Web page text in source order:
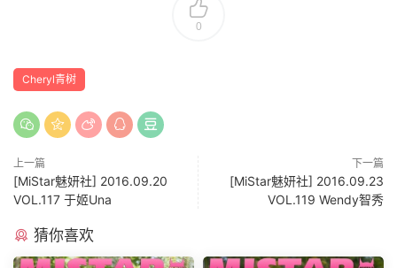
0
Cheryl青树
上一篇
[MiStar魅妍社] 2016.09.20
VOL.117 于姬Una
下一篇
[MiStar魅妍社] 2016.09.23
VOL.119 Wendy智秀
猜你喜欢